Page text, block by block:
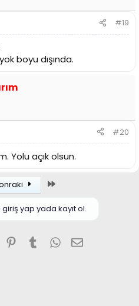
#19
boyu dışında.
#20
Yolu açık olsun.
yap yada kayıt ol.
Pinterest
TumblrWhatsApp
E-posta